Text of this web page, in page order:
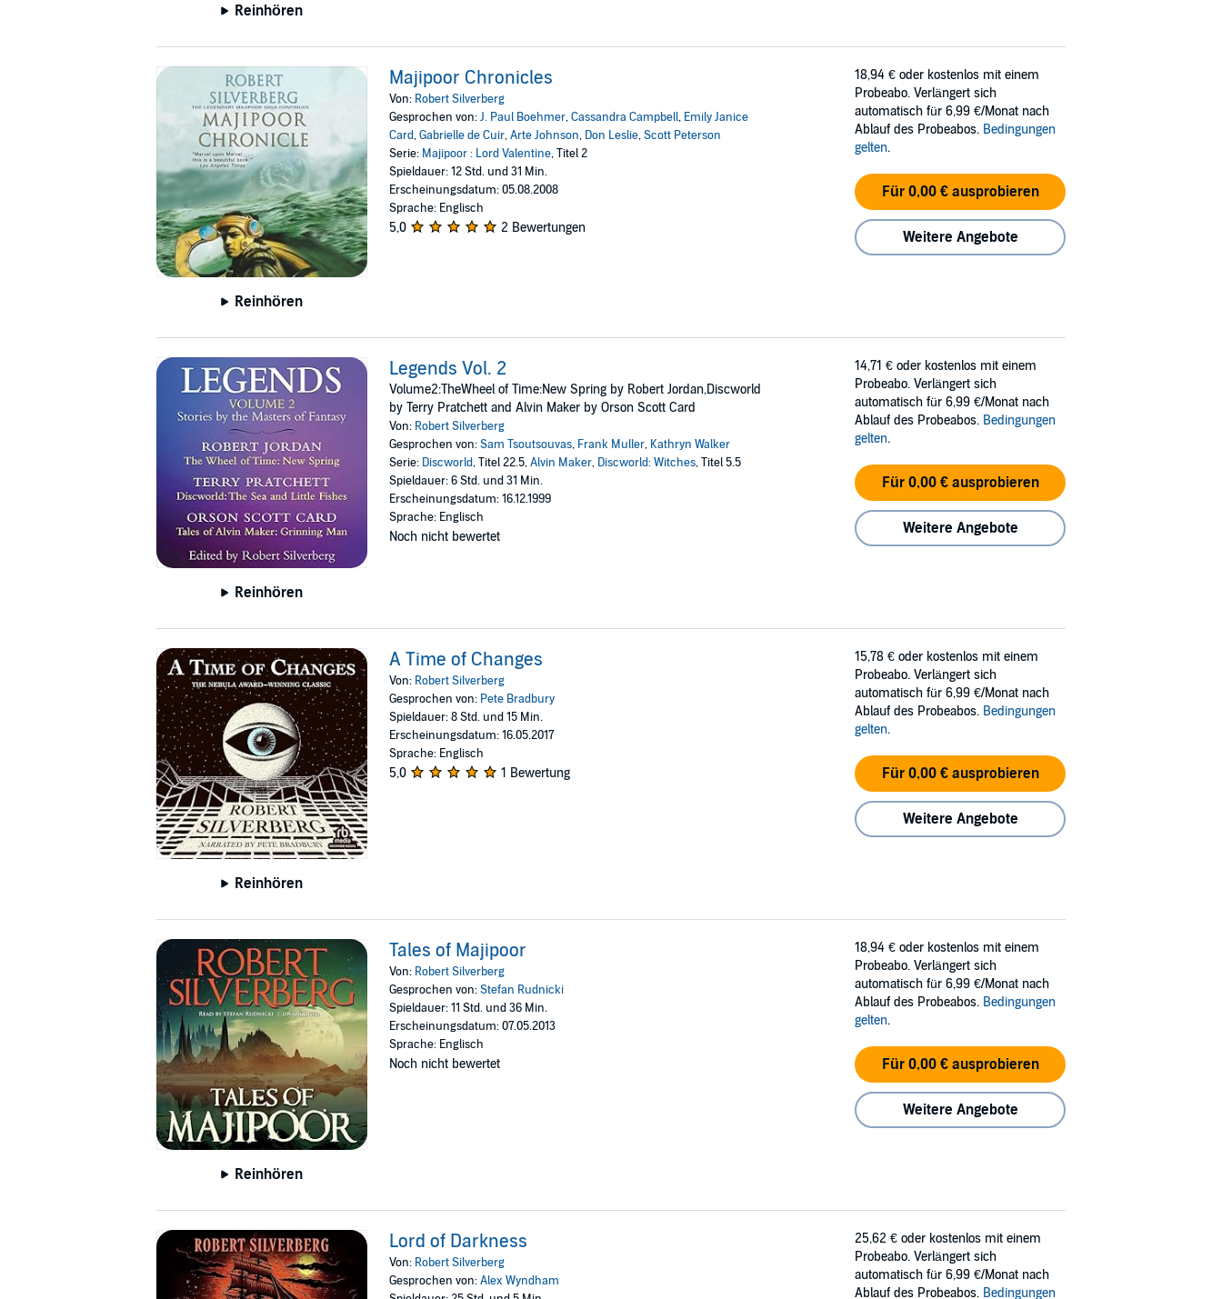
Reinhören
Reinhören
Majipoor Chronicles
Von: Robert Silverberg
Gesprochen von:J. Paul Boehmer,Cassandra Campbell, Emily Janice
Card,Gabrielle de Cuir,Arte Johnson, Don Leslie,Scott Peterson
Serie: Majipoor : Lord Valentine, Titel 2
Spieldauer: 12 Std. und 31 Min.
Erscheinungsdatum: 05.08.2008
Sprache: Englisch
5,0 2 Bewertungen
18,94 € oder kostenlos mit einem
Probeabo. Verlängert sich
automatisch für 6,99 €/Monat nach
Ablauf des Probeabos. Bedingungen
gelten.
Für 0,00 € ausprobieren
Weitere Angebote
Reinhören
Legends Vol. 2
Volume2:TheWheel of Time:New Spring by Robert Jordan,Discworld
by Terry Pratchett and Alvin Maker by Orson Scott Card
Von: Robert Silverberg
Gesprochen von:Sam Tsoutsouvas, Frank Muller, Kathryn Walker
Serie: Discworld, Titel 22.5,Alvin Maker, Discworld: Witches, Titel 5.5
Spieldauer: 6 Std. und 31 Min.
Erscheinungsdatum: 16.12.1999
Sprache: Englisch
Noch nicht bewertet
14,71 € oder kostenlos mit einem
Probeabo. Verlängert sich
automatisch für 6,99 €/Monat nach
Ablauf des Probeabos. Bedingungen
gelten.
Für 0,00 € ausprobieren
Weitere Angebote
Reinhören
A Time of Changes
Von: Robert Silverberg
Gesprochen von: Pete Bradbury
Spieldauer: 8 Std. und 15 Min.
Erscheinungsdatum: 16.05.2017
Sprache: Englisch
5,0 1 Bewertung
15,78 € oder kostenlos mit einem
Probeabo. Verlängert sich
automatisch für 6,99 €/Monat nach
Ablauf des Probeabos. Bedingungen
gelten.
Für 0,00 € ausprobieren
Weitere Angebote
Reinhören
Tales of Majipoor
Von: Robert Silverberg
Gesprochen von:Stefan Rudnicki
Spieldauer: 11 Std. und 36 Min.
Erscheinungsdatum: 07.05.2013
Sprache: Englisch
Noch nicht bewertet
18,94 € oder kostenlos mit einem
Probeabo. Verlängert sich
automatisch für 6,99 €/Monat nach
Ablauf des Probeabos. Bedingungen
gelten.
Für 0,00 € ausprobieren
Weitere Angebote
Lord of Darkness
Von: Robert Silverberg
Gesprochen von:Alex Wyndham
25,62 € oder kostenlos mit einem
Probeabo. Verlängert sich
automatisch für 6,99 €/Monat nach
Ablauf des Probeabos. Bedingungen